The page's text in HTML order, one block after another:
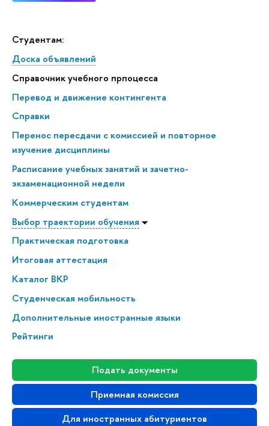
Студентам:
Доска объявлений
Справочник учебного прпоцесса
Перевод и движение контингента
Справки
Перенос пересдачи с комиссией и повторное
изучение дисциплины
Расписание учебных занятий и зачетно-
экзаменационной недели
Коммерческим студентам
Выбор траектории обучения
Практическая подготовка
Итоговая аттестация
Каталог ВКР
Студенческая мобильность
Дополнительные иностранные языки
Рейтинги
Подать документы
Приемная комиссия
Для иностранных абитуриентов